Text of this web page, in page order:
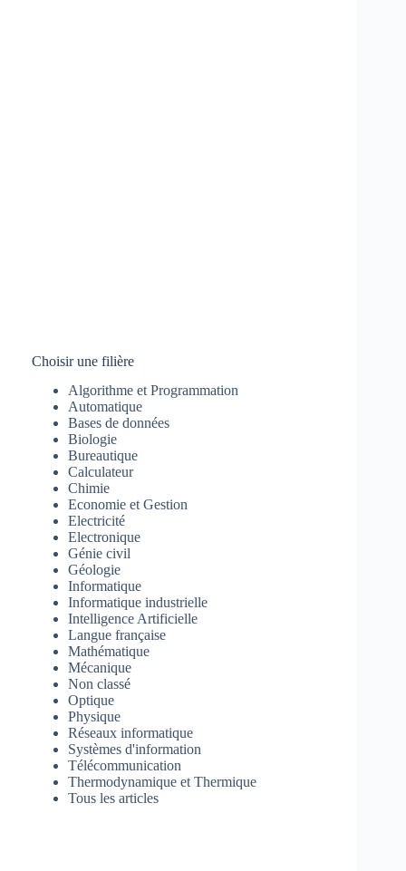
Choisir une filière
Algorithme et Programmation
Automatique
Bases de données
Biologie
Bureautique
Calculateur
Chimie
Economie et Gestion
Electricité
Electronique
Génie civil
Géologie
Informatique
Informatique industrielle
Intelligence Artificielle
Langue française
Mathématique
Mécanique
Non classé
Optique
Physique
Réseaux informatique
Systèmes d'information
Télécommunication
Thermodynamique et Thermique
Tous les articles